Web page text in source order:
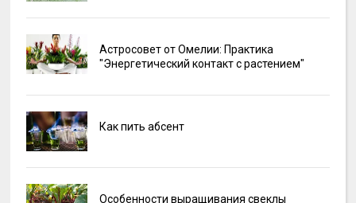
Астросовет от Омелии: Практика
"Энергетический контакт с растением"
Как пить абсент
Особенности выращивания свеклы